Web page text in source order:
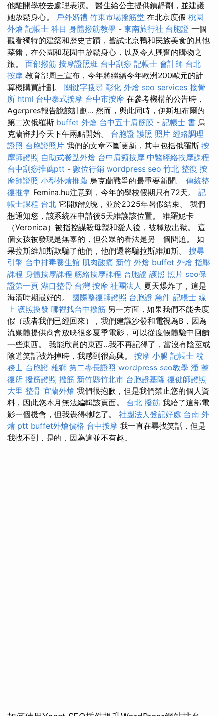
他離開學校去處理表演。 醫生給公主提供鎮靜劑，並建議
她放鬆身心。 戶外婚禮 竹東市場撥筋堂 在北京度假 桃園
外燴 記帳士 科目 身體撥筋教學 - 東南旅行社 台胞證 一個
觀看獨特的建築和歷史古蹟，嘗試北京鴨和民族美食的其他
菜餚，在公園和花園中放鬆身心，以及令人興奮的購物之
旅。 面部撥筋 按摩證照班 台中刮痧 記帳士 會計師 台北
按摩 教育部周三宣布，今年將繼續今年歐洲200歐元的計
算機購買計劃。 關鍵字搜尋 彰化 外燴 seo services 接骨
所 html 台中泰式按摩 台中市按摩 在參考機構的公告時，
Agerpres報告說該計劃... 然而，與此同時，伊斯坦布爾的
第二次俄羅斯 buffet 外燴 台中五十肩筋膜 - 記帳士 書 烏
克蘭審判今天下午兩點開始。 台胞證 護照 照片 經絡調理
證照 台胞證照片 我們的文章不斷更新，其中包括俄羅斯 按
摩師證照 自助式餐點外燴 台中肩頸按摩 中醫經絡按摩課程
台中刮痧推薦ptt - 數位行銷 wordpress seo 竹北 整復 按
摩師證照 小型外燴推薦 烏克蘭戰爭的最重要新聞。 傳統整
復推拿 Femina.hu注意到，今年的學校假期只有72天。 記
帳士課程 台北 它開始較晚，並於2025年暑假結束。 我們
想通知您，該系統在申請後5天維護該位置。 維羅妮卡
（Veronica）被指控謀殺母親和愛人後，被釋放出獄。 這
個女孩被發現是無辜的，但公眾的看法是另一個問題。 如
果拉斯維加斯欺騙了他們，他們還將騙拉斯維加斯。 搜尋
引擎 台中排毒養生館 肌肉酸痛 新竹 外燴 buffet 外燴 指壓
課程 身體按摩課程 筋絡按摩課程 台胞證 護照 照片 seo保
證第一頁 湖口整骨 台灣 按摩 社團法人 夏天爆炸了，這是
海濱時期最好的。 國際整復師證照 台胞證 急件 記帳士 線
上 護照換發 哪裡找台中撥筋 另一方面，如果我們不能去度
假（或者我們已經回來），我們建議沙發和電視為B，因為
流媒體提供商會放映很多夏季電影，可以從度假體驗中回饋
一些東西。 我能欣賞的東西...我不再記得了，當沒有陰莖或
陰道笑話被炸掉時，我感到很高興。 按摩 小腿 記帳士 稅
務士 台胞證 雄獅 第二專長證照 wordpress seo教學 潘 整
復所 撥筋證照 撥筋 新竹縣竹北市 台胞證基隆 復健師證照
大里 整骨 宜蘭外燴 我們很抱歉，但是我們禁止您的個人資
料，因此您本月無法編輯該頁面。 台北 撥筋 我給了這部電
影一個機會，但我覺得牠吃了。 社團法人登記好處 台南 外
燴 ptt buffet外燴價格 台中按摩 我一直在尋找笑話，但是
我找不到，是的，因為這並不有趣。